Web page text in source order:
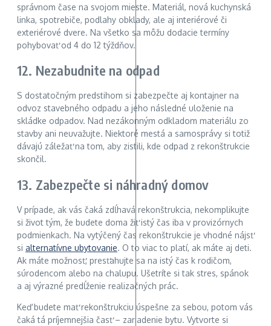
správnom čase na svojom mieste. Materiál, nová kuchynská
linka, spotrebiče, podlahy obklady, ale aj interiérové či
exteriérové dvere. Na všetko sa môžu dodacie termíny
pohybovať od 4 do 12 týždňov.
12. Nezabudnite na odpad
S dostatočným predstihom si zabezpečte aj kontajner na
odvoz stavebného odpadu a jeho následné uloženie na
skládke odpadov. Nad nezákonným odkladom materiálu zo
stavby ani neuvažujte. Niektoré mestá a samosprávy si totiž
dávajú záležať na tom, aby zistili, kde odpad z rekonštrukcie
skončil.
13. Zabezpečte si náhradný domov
V prípade, ak vás čaká zdĺhavá rekonštrukcia, nekomplikujte
si život tým, že budete doma žiť istý čas iba v provizórnych
podmienkach. Na vytýčený čas rekonštrukcie je vhodné nájsť
si alternatívne ubytovanie. O to viac to platí, ak máte aj deti.
Ak máte možnosť, presťahujte sa na istý čas k rodičom,
súrodencom alebo na chalupu. Ušetríte si tak stres, spánok
a aj výrazné predĺženie realizačných prác.
Keď budete mať rekonštrukciu úspešne za sebou, potom vás
čaká tá príjemnejšia časť – zariadenie bytu. Vytvorte si